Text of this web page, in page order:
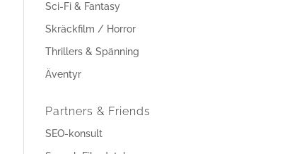
Sci-Fi & Fantasy
Skräckfilm / Horror
Thrillers & Spänning
Äventyr
Partners & Friends
SEO-konsult